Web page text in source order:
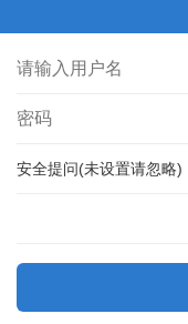
安全提问(未设置请忽略)